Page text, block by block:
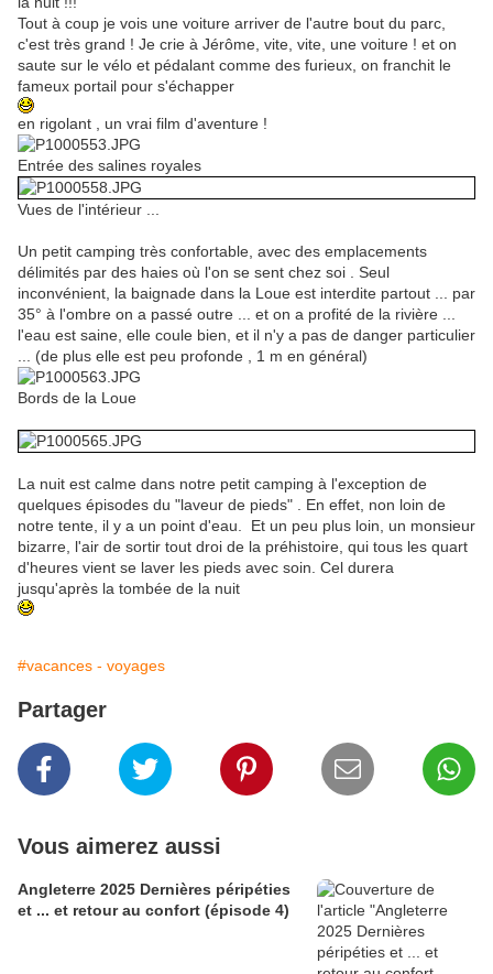
Tout à coup je vois une voiture arriver de l'autre bout du parc,
c'est très grand ! Je crie à Jérôme, vite, vite, une voiture ! et on
saute sur le vélo et pédalant comme des furieux, on franchit le
fameux portail pour s'échapper
en rigolant , un vrai film d'aventure !
Entrée des salines royales
Vues de l'intérieur ...
Un petit camping très confortable, avec des emplacements
délimités par des haies où l'on se sent chez soi . Seul
inconvénient, la baignade dans la Loue est interdite partout ... par
35° à l'ombre on a passé outre ... et on a profité de la rivière ...
l'eau est saine, elle coule bien, et il n'y a pas de danger particulier
... (de plus elle est peu profonde , 1 m en général)
Bords de la Loue
La nuit est calme dans notre petit camping à l'exception de
quelques épisodes du "laveur de pieds" . En effet, non loin de
notre tente, il y a un point d'eau. Et un peu plus loin, un monsieur
bizarre, l'air de sortir tout droi de la préhistoire, qui tous les quart
d'heures vient se laver les pieds avec soin. Cel durera
jusqu'après la tombée de la nuit
#vacances - voyages
Partager
Vous aimerez aussi
Angleterre 2025 Dernières péripéties
et ... et retour au confort (épisode 4)